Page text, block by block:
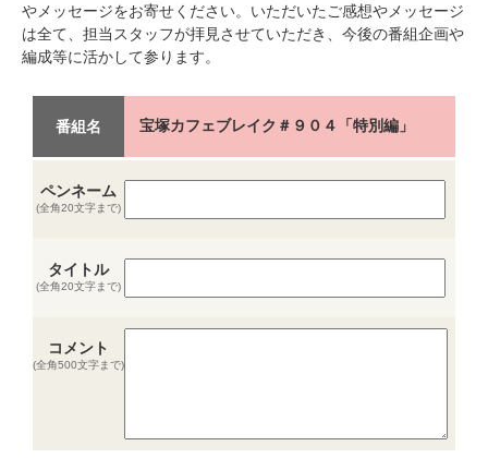
やメッセージをお寄せください。いただいたご感想やメッセージ
は全て、担当スタッフが拝見させていただき、今後の番組企画や
編成等に活かして参ります。
番組名 宝塚カフェブレイク＃９０４「特別編」
ペンネーム
(全角20文字まで)
タイトル
(全角20文字まで)
コメント
(全角500文字まで)